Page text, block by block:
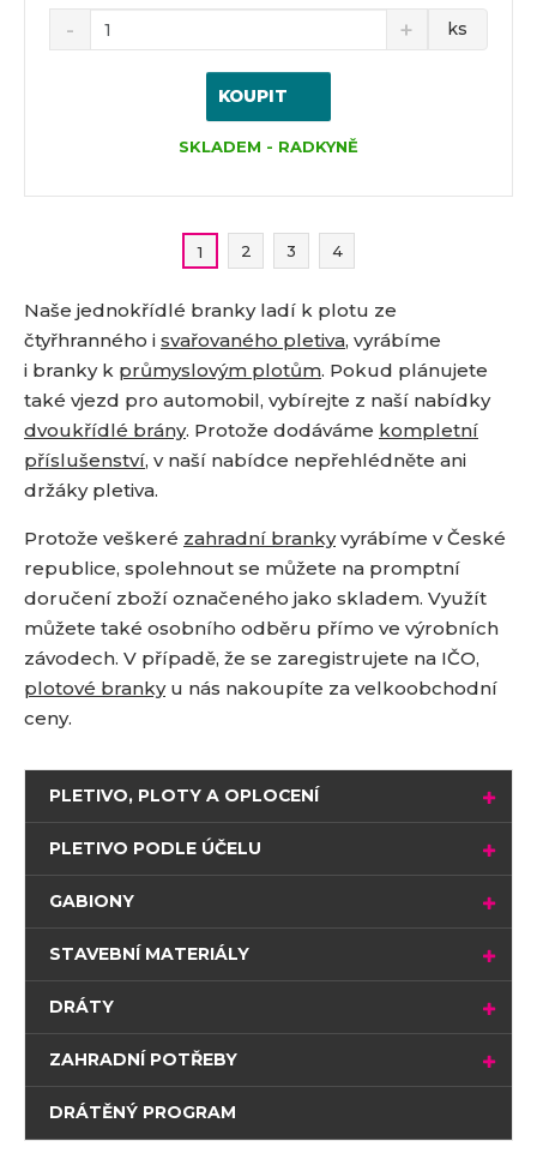
ks
KOUPIT
SKLADEM - RADKYNĚ
1 2 3 4
Naše jednokřídlé branky ladí k plotu ze
čtyřhranného i svařovaného pletiva, vyrábíme
i branky k průmyslovým plotům. Pokud plánujete
také vjezd pro automobil, vybírejte z naší nabídky
dvoukřídlé brány. Protože dodáváme kompletní
příslušenství, v naší nabídce nepřehlédněte ani
držáky pletiva.
Protože veškeré zahradní brankyvyrábíme v České
republice, spolehnout se můžete na promptní
doručení zboží označeného jako skladem. Využít
můžete také osobního odběru přímo ve výrobních
závodech. V případě, že se zaregistrujete na IČO,
plotové brankyu nás nakoupíte za velkoobchodní
ceny.
PLETIVO, PLOTY A OPLOCENÍ
PLETIVO PODLE ÚČELU
GABIONY
STAVEBNÍ MATERIÁLY
DRÁTY
ZAHRADNÍ POTŘEBY
DRÁTĚNÝ PROGRAM